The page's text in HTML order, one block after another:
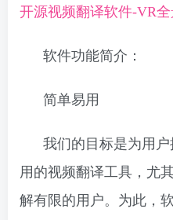
软件功能简介：
简单易用
我们的目标是为用
用的视频翻译工具，尤
解有限的用户。为此，